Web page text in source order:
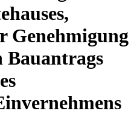
Genehmigung
Bauantrags